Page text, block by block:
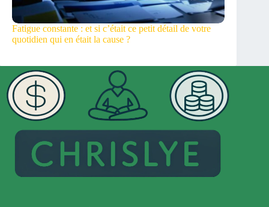
Fatigue constante : et si c’était ce petit détail de votre
quotidien qui en était la cause ?